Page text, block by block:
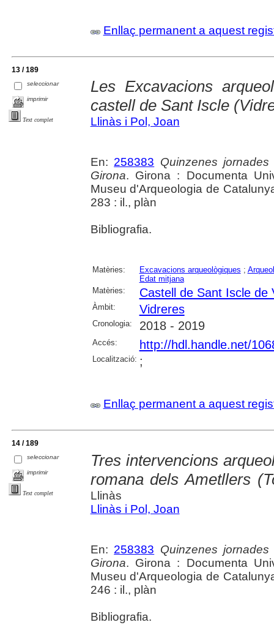
Enllaç permanent a aquest
13 / 189
seleccionar
imprimir
Text complet
Les Excavacions
castell de Sant Iscle
Llinàs i Pol, Joan
En: 258383 Quinzenes
Girona. Girona : Documenta
Museu d'Arqueologia de
283 : il., plàn
Bibliografia.
Matèries: Excavacions arqueològiques ;
Edat mitjana
Matèries:
Castell de Sant Iscle de
Àmbit: Vidreres
Cronologia: 2018 - 2019
Accés: http://hdl.handle.net/
Localització: ;
Enllaç permanent a aquest
14 / 189
seleccionar
imprimir
Text complet
Tres intervencions
romana dels Ametllers
Llinàs
Llinàs i Pol, Joan
En: 258383 Quinzenes
Girona. Girona : Documenta
Museu d'Arqueologia de
246 : il., plàn
Bibliografia.